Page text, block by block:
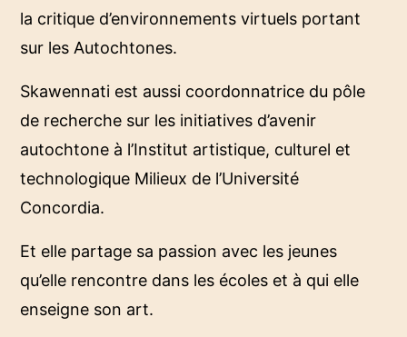
la critique d’environnements virtuels portant
sur les Autochtones.
Skawennati est aussi coordonnatrice du pôle
de recherche sur les initiatives d’avenir
autochtone à l’Institut artistique, culturel et
technologique Milieux de l’Université
Concordia.
Et elle partage sa passion avec les jeunes
qu’elle rencontre dans les écoles et à qui elle
enseigne son art.